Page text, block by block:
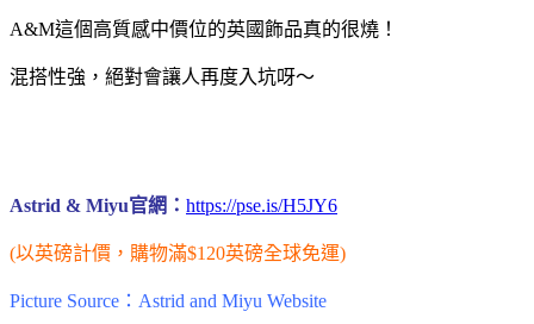
A&M這個高質感中價位的英國飾品真的很燒！
混搭性強，絕對會讓人再度入坑呀～
Astrid & Miyu官網： https://pse.is/H5JY6
(以英磅計價，購物滿$120英磅全球免運)
Picture Source：Astrid and Miyu Website